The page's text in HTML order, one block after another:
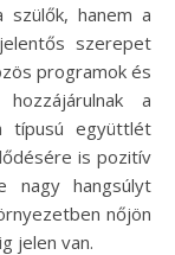
szülők, hanem a
szerepet
programok és
a
típusú együttlét
is pozitív
nagy hangsúlyt
nőjön
jelen van.